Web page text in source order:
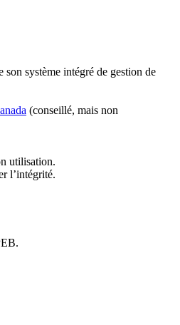
système intégré de gestion de
(conseillé, mais non
utilisation.
l’intégrité.